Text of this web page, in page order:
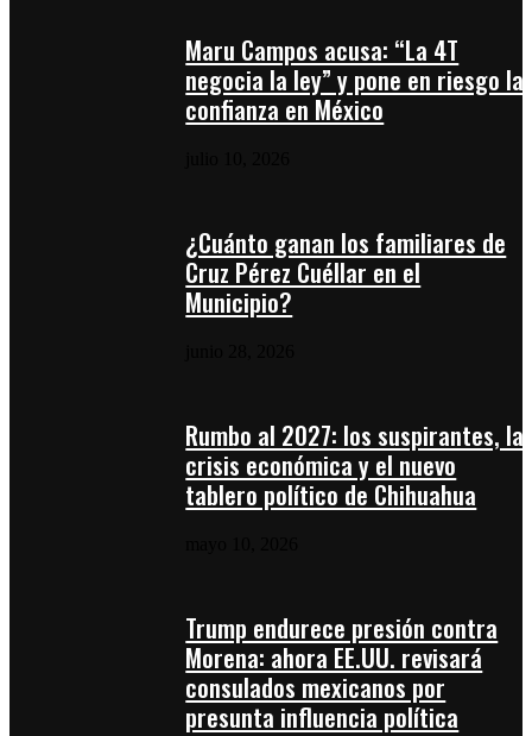
Maru Campos acusa: “La 4T
negocia la ley” y pone en riesgo la
confianza en México
¿Cuánto ganan los familiares de
Cruz Pérez Cuéllar en el
Municipio?
Rumbo al 2027: los suspirantes, la
crisis económica y el nuevo
tablero político de Chihuahua
Trump endurece presión contra
Morena: ahora EE.UU. revisará
consulados mexicanos por
presunta influencia política